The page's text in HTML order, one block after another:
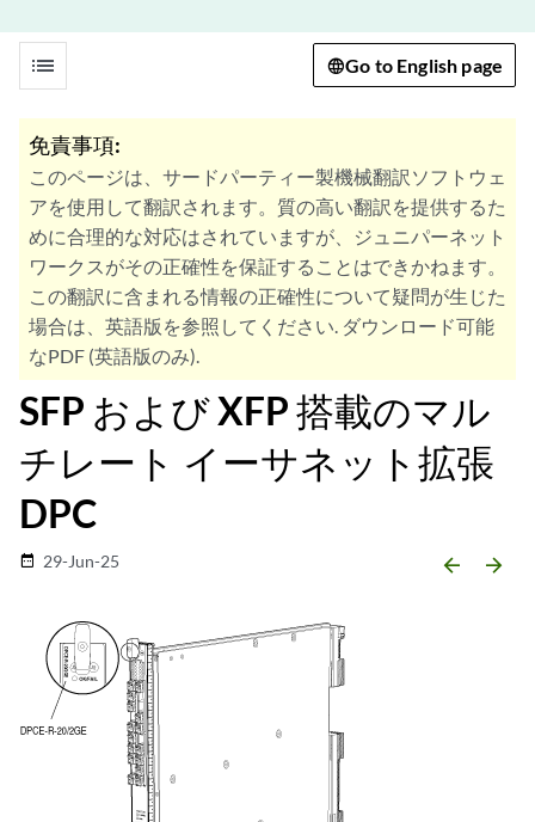
list Go to English page
免責事項:
このページは、サードパーティー製機械翻訳ソフトウェ
アを使用して翻訳されます。質の高い翻訳を提供するた
めに合理的な対応はされていますが、ジュニパーネット
ワークスがその正確性を保証することはできかねます。
この翻訳に含まれる情報の正確性について疑問が生じた
場合は、英語版を参照してください. ダウンロード可能
なPDF (英語版のみ).
SFP および XFP 搭載のマル
チレート イーサネット拡張
DPC
date_range 29-Jun-25 arrow_backward arrow_forward